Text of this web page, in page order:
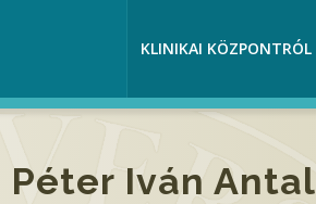
KLINIKAI KÖZPONTRÓL
Péter Iván Antal